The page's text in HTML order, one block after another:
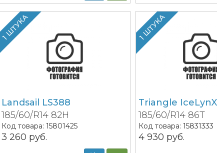
1 ШТУКА
Landsail LS388
185/60/R14 82H
Код товара:15801425
3 260 руб.
1 ШТУКА
Triangle IceLynX
185/60/R14 86T
Код товара: 15831333
4 930 руб.